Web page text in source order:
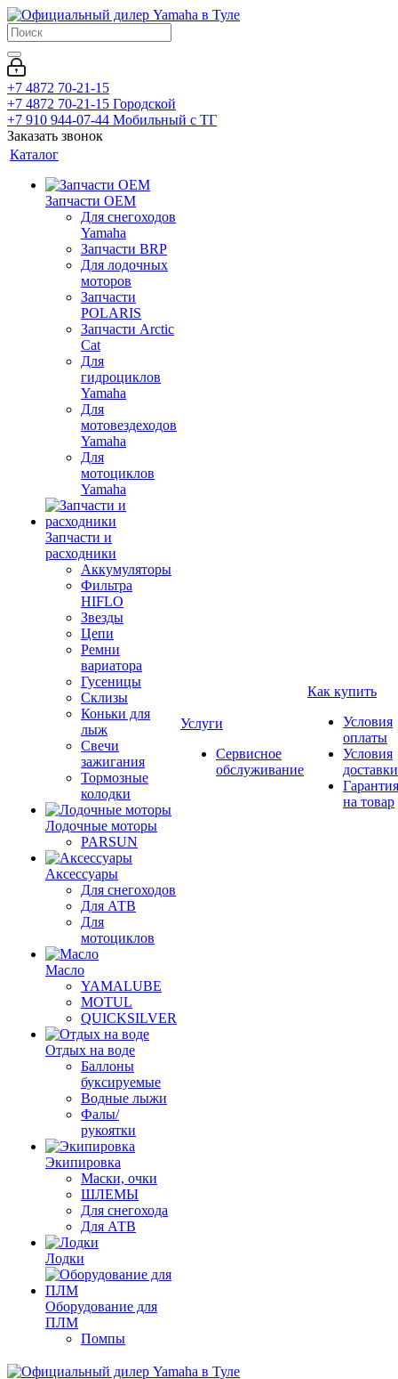
+7 4872 70-21-15
+7 4872 70-21-15 Городской
+7 910 944-07-44 Мобильный с ТГ
Заказать звонок
Каталог
Запчасти OEM
Для снегоходов
Yamaha
Запчасти BRP
Для лодочных
моторов
Запчасти
POLARIS
Запчасти Arctic
Cat
Для
гидроциклов
Yamaha
Для
мотовездеходов
Yamaha
Для
мотоциклов
Yamaha
Запчасти и
расходники
Аккумуляторы
Фильтра
HIFLO
Звезды
Цепи
Ремни
вариатора
Гусеницы
Склизы
Коньки для
лыж
Свечи
зажигания
Тормозные
колодки
Лодочные моторы
PARSUN
Аксессуары
Для снегоходов
Для АТВ
Для
мотоциклов
Масло
YAMALUBE
MOTUL
QUICKSILVER
Отдых на воде
Баллоны
буксируемые
Водные лыжи
Фалы/
рукоятки
Экипировка
Маски, очки
ШЛЕМЫ
Для снегохода
Для АТВ
Лодки
Оборудование для
ПЛМ
Помпы
Услуги
Сервисное
обслуживание
Как купить
Условия
оплаты
Условия
доставки
Гарантия
на товар